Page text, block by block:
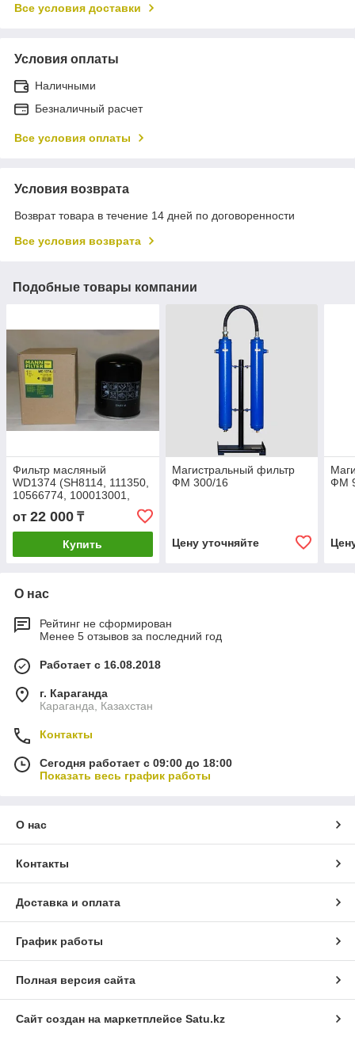
Все условия доставки
Условия оплаты
Наличными
Безналичный расчет
Все условия оплаты
Условия возврата
Возврат товара в течение 14 дней по договоренности
Все условия возврата
Подобные товары компании
Фильтр масляный
WD1374 (SH8114, 111350,
10566774, 100013001,
85518140, ZS1088231,
ФМ177/95, LS33229,
3970050 )
от 22 000 ₸
Купить
Магистральный фильтр
ФМ 300/16
Цену уточняйте
ФМ
О нас
Рейтинг не сформирован
Менее 5 отзывов за последний год
Работает с 16.08.2018
г. Караганда
Караганда, Казахстан
Контакты
Сегодня работает с 09:00 до 18:00
Показать весь график работы
О нас
Контакты
Доставка и оплата
График работы
Полная версия сайта
Сайт создан на маркетплейсе Satu.kz